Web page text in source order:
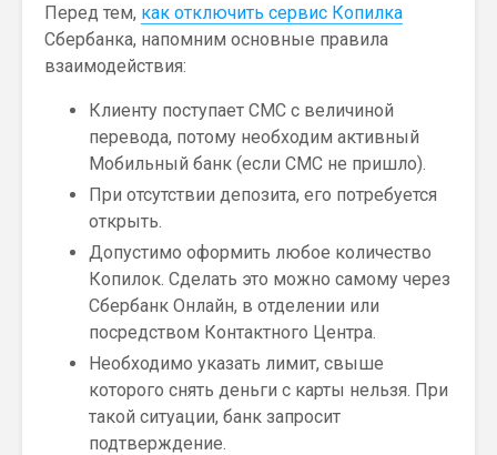
Перед тем, как отключить сервис Копилка
Сбербанка, напомним основные правила
взаимодействия:
Клиенту поступает СМС с величиной
перевода, потому необходим активный
Мобильный банк (если СМС не пришло).
При отсутствии депозита, его потребуется
открыть.
Допустимо оформить любое количество
Копилок. Сделать это можно самому через
Сбербанк Онлайн, в отделении или
посредством Контактного Центра.
Необходимо указать лимит, свыше
которого снять деньги с карты нельзя. При
такой ситуации, банк запросит
подтверждение.